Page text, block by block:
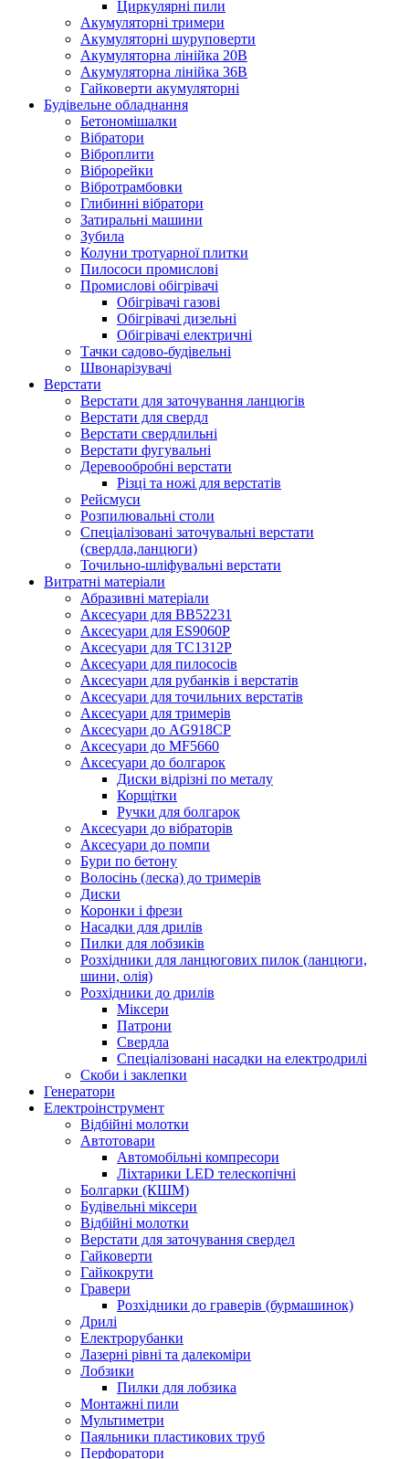
Циркулярні пили
Акумуляторні тримери
Акумуляторні шуруповерти
Акумуляторна лінійка 20В
Акумуляторна лінійка 36В
Гайковерти акумуляторні
Будівельне обладнання
Бетономішалки
Вібратори
Віброплити
Віброрейки
Вібротрамбовки
Глибинні вібратори
Затиральні машини
Зубила
Колуни тротуарної плитки
Пилососи промислові
Промислові обігрівачі
Обігрівачі газові
Обігрівачі дизельні
Обігрівачі електричні
Тачки садово-будівельні
Швонарізувачі
Верстати
Верстати для заточування ланцюгів
Верстати для свердл
Верстати свердлильні
Верстати фугувальні
Деревообробні верстати
Різці та ножі для верстатів
Рейсмуси
Розпилювальні столи
Спеціалізовані заточувальні верстати
(свердла,ланцюги)
Точильно-шліфувальні верстати
Витратні матеріали
Абразивні матеріали
Аксесуари для BB52231
Аксесуари для ES9060P
Аксесуари для TC1312P
Аксесуари для пилососів
Аксесуари для рубанків і верстатів
Аксесуари для точильних верстатів
Аксесуари для тримерів
Аксесуари до AG918CP
Аксесуари до MF5660
Аксесуари до болгарок
Диски відрізні по металу
Корщітки
Ручки для болгарок
Аксесуари до вібраторів
Аксесуари до помпи
Бури по бетону
Волосінь (леска) до тримерів
Диски
Коронки і фрези
Насадки для дрилів
Пилки для лобзиків
Розхідники для ланцюгових пилок (ланцюги,
шини, олія)
Розхідники до дрилів
Міксери
Патрони
Свердла
Спеціалізовані насадки на електродрилі
Скоби і заклепки
Генератори
Електроінструмент
Bідбійні молотки
Автотовари
Автомобільні компресори
Ліхтарики LED телескопічні
Болгарки (КШМ)
Будівельні міксери
Відбійні молотки
Верстати для заточування свердел
Гайковерти
Гайкокрути
Гравери
Розхідники до граверів (бурмашинок)
Дрилі
Електрорубанки
Лазерні рівні та далекоміри
Лобзики
Пилки для лобзика
Монтажні пили
Мультиметри
Паяльники пластикових труб
Перфоратори